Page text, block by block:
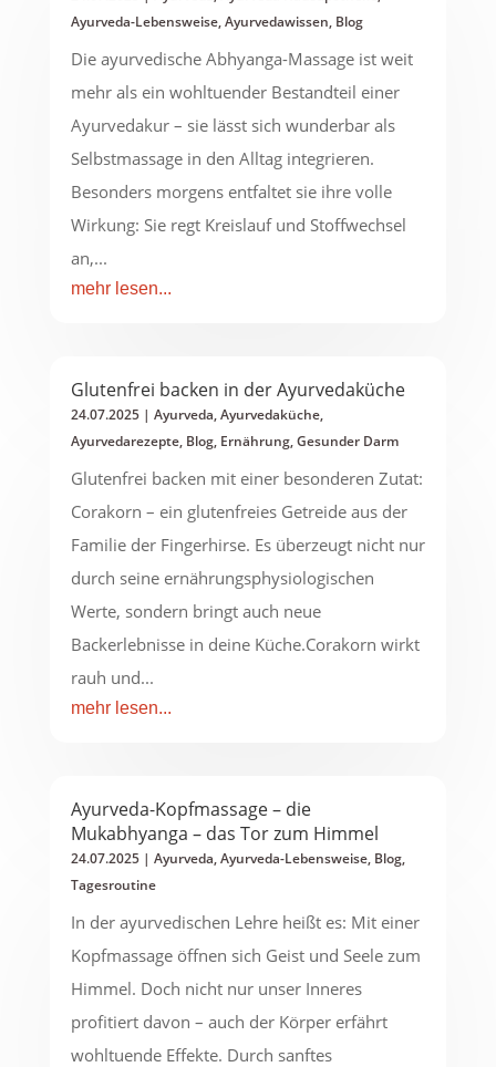
Ayurveda-Lebensweise,Ayurvedawissen, Blog
Die ayurvedische Abhyanga-Massage ist weit
mehr als ein wohltuender Bestandteil einer
Ayurvedakur – sie lässt sich wunderbar als
Selbstmassage in den Alltag integrieren.
Besonders morgens entfaltet sie ihre volle
Wirkung: Sie regt Kreislauf und Stoffwechsel
an,...
mehr lesen...
Glutenfrei backen in der Ayurvedaküche
24.07.2025| Ayurveda,Ayurvedaküche,
Ayurvedarezepte, Blog, Ernährung,Gesunder Darm
Glutenfrei backen mit einer besonderen Zutat:
Corakorn – ein glutenfreies Getreide aus der
Familie der Fingerhirse. Es überzeugt nicht nur
durch seine ernährungsphysiologischen
Werte, sondern bringt auch neue
Backerlebnisse in deine Küche.Corakorn wirkt
rauh und...
mehr lesen...
Ayurveda-Kopfmassage – die
Mukabhyanga – das Tor zum Himmel
24.07.2025| Ayurveda,Ayurveda-Lebensweise, Blog,
Tagesroutine
In der ayurvedischen Lehre heißt es: Mit einer
Kopfmassage öffnen sich Geist und Seele zum
Himmel. Doch nicht nur unser Inneres
profitiert davon – auch der Körper erfährt
wohltuende Effekte. Durch sanftes